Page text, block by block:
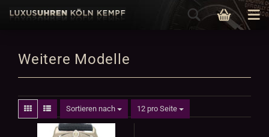
Weitere Modelle
Sortieren nach 12 pro Seite